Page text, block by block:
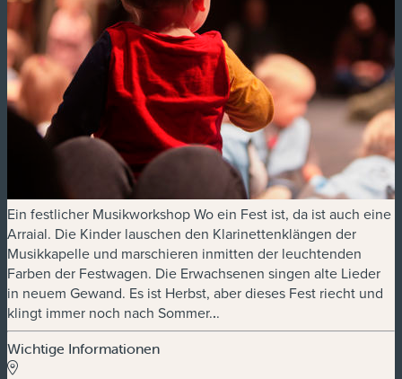
Ein festlicher Musikworkshop Wo ein Fest ist, da ist auch eine
Arraial. Die Kinder lauschen den Klarinettenklängen der
Musikkapelle und marschieren inmitten der leuchtenden
Farben der Festwagen. Die Erwachsenen singen alte Lieder
in neuem Gewand. Es ist Herbst, aber dieses Fest riecht und
klingt immer noch nach Sommer...
Wichtige Informationen